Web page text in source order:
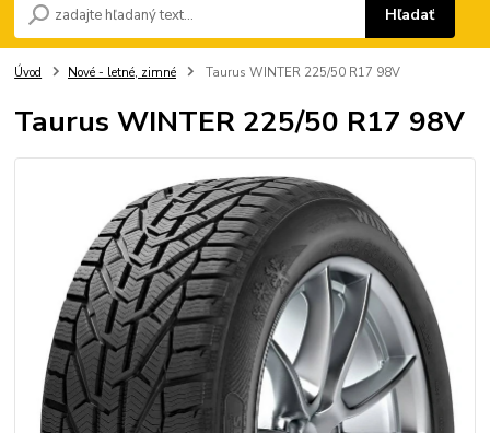
Hľadať
Úvod Nové - letné, zimné Taurus WINTER 225/50 R17 98V
Taurus WINTER 225/50 R17 98V